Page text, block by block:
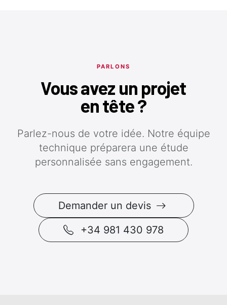
PARLONS
Vous avez un projet
en tête ?
Parlez-nous de votre idée. Notre équipe
technique préparera une étude
personnalisée sans engagement.
Demander un devis
+34 981 430 978